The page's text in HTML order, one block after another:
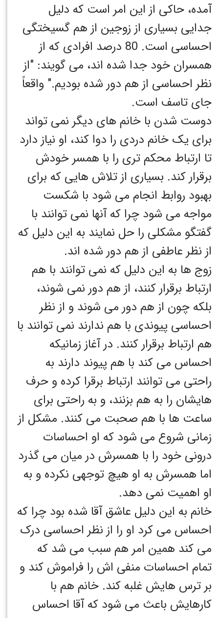
آمده، حاکی از این امر است که دلیل
جدایی بسیاری از زوجین از هم گسیختگی
احساسی است. 80 درصد افرادی که از
همسران خود جدا شده اند، می گویند: "از
نظر احساسی از هم دور شده بودیم." واقعاً
جای تاسف است.
دوست شدن با خانم های دیگر نمی تواند
برای یک خانم دردی را دوا کند، او نیاز دارد
تا ارتباط محکم تری را با همسر خودش
برقرار کند. بسیاری از تلاش هایی که برای
بهبود روابط انجام می شود با شکست
مواجه می شود چرا که آنها نمی توانند با
گفتگو مشکلی را حل نمایند به این دلیل که
از نظر عاطفی از هم دور شده اند.
زوج ها به این دلیل که نمی توانند با هم
ارتباط برقرار کنند، از هم دور نمی شوند،
بلکه چون از هم دور می شوند و از نظر
احساسی پیوندی با هم ندارند نمی توانند با
هم ارتباط برقرار کنند. در آغاز زمانیکه
احساس می کند با هم پیوند دارند به
راحتی می توانند ارتباط برقرا کرده و حرف
هایشان را به هم بزنند، و به راحتی برای
ساعت ها با هم صحبت می کنند. مشکل از
زمانی شروع می شود که او احساسات
درونی خود را با همسرش در میان می گذرد
اما همسرش به او هیچ توجهی نکرده و به
او اهمیت نمی دهد.
خانم به این دلیل عاشق آقا شده بود چرا که
احساس می کرد او را از نظر احساسی درک
می کند همین امر هم سبب می شد که
تمام احساسات منفی اش را فراموش کند و
بر ترس هایش غلبه کند. خانم هم با
کارهایش باعث می شود که آقا احساس